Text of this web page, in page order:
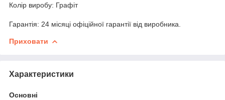
Колір виробу: Графіт
Гарантія: 24 місяці офіційної гарантії від виробника.
Приховати
Характеристики
Основні